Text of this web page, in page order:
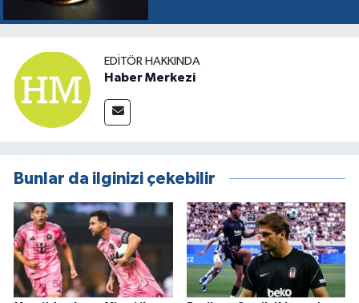
EDITÖR HAKKINDA
Haber Merkezi
Bunlar da ilginizi çekebilir